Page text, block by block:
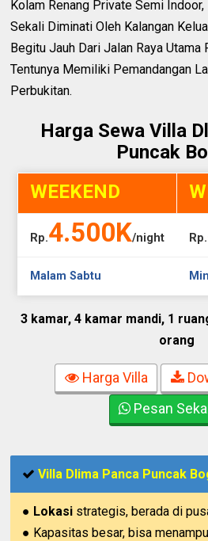
Kolam Renang Private Semi
Sekali Diminati Oleh Kalangan
Begitu Jauh Dari Jalan Raya Utama
Tentunya Memiliki Pemandangan
Perbukitan.
Harga Sewa Villa
Puncak
WEEKEND
Rp.4.500K/night Rp.
Malam Sabtu
3 kamar, 4 kamar mandi, 1
orang
Harga Villa
Pesan
Villa Dlima Panca Puncak
● Lokasi strategis, berada di
● Kapasitas besar, bisa